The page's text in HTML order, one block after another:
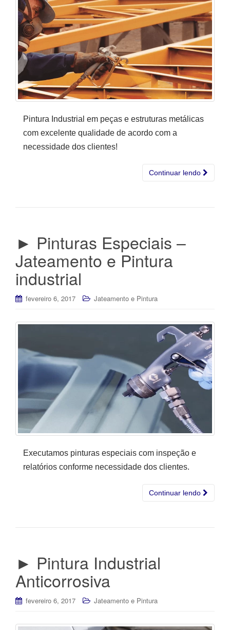
Pintura Industrial em peças e estruturas metálicas
com excelente qualidade de acordo com a
necessidade dos clientes!
Continuar lendo
► Pinturas Especiais –
Jateamento e Pintura
industrial
fevereiro 6, 2017 Jateamento e Pintura
Executamos pinturas especiais com inspeção e
relatórios conforme necessidade dos clientes.
Continuar lendo
► Pintura Industrial
Anticorrosiva
fevereiro 6, 2017 Jateamento e Pintura